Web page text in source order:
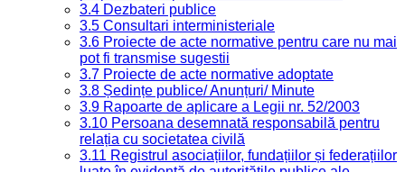
3.4 Dezbateri publice
3.5 Consultari interministeriale
3.6 Proiecte de acte normative pentru care nu mai
pot fi transmise sugestii
3.7 Proiecte de acte normative adoptate
3.8 Ședințe publice/ Anunțuri/ Minute
3.9 Rapoarte de aplicare a Legii nr. 52/2003
3.10 Persoana desemnată responsabilă pentru
relația cu societatea civilă
3.11 Registrul asociațiilor, fundațiilor și federațiilor